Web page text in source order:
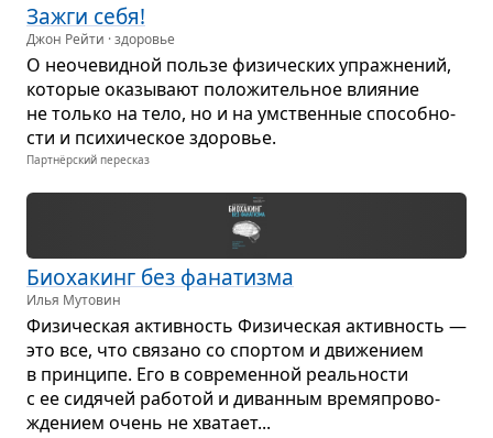
Зажги себя!
Джон Рейти · здоровье
О неоче­вид­ной пользе физи­че­ских упраж­не­ний,
кото­рые ока­зы­вают поло­жи­тель­ное вли­я­ние
не только на тело, но и на умствен­ные спо­соб­но­
сти и пси­хи­че­ское здо­ро­вье.
Партнёрский пересказ
Био­ха­кинг без фана­тизма
Илья Мутовин
Физи­че­ская актив­ность Физи­че­ская актив­ность —
это все, что свя­зано со спор­том и дви­же­нием
в прин­ципе. Его в совре­мен­ной реаль­но­сти
с ее сидя­чей рабо­той и диван­ным вре­мя­про­во­
жде­нием очень не хва­тает...